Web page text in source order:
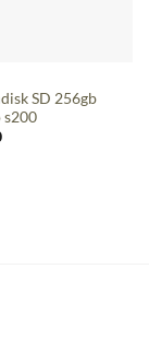
SD 256gb
s200